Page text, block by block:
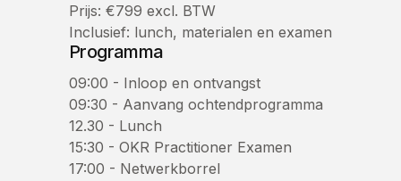
Prijs: €799 excl. BTW
Inclusief: lunch, materialen en examen
Programma
09:00 - Inloop en ontvangst
09:30 - Aanvang ochtendprogramma
12.30 - Lunch
15:30 - OKR Practitioner Examen
17:00 - Netwerkborrel